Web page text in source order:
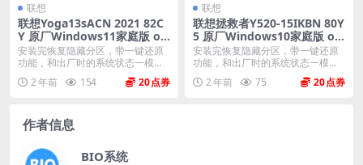
联想
联想Yoga13sACN 2021 82C
Y 原厂Windows11家庭版 oe
m系统镜像下载
安装完恢复隐藏分区，带一键还原
功能，和出厂时的系统状态一模一
样。 机型(MTM)...
2 年前 154 20
联想
联想拯救者Y520-15IKBN 80Y
5 原厂Windows10家庭版 oe
m系统镜像下载
安装完恢复隐藏分区，带一键还原
功能，和出厂时的系统状态一模一
样。 机型(MTM)...
2 年前 75 20
作者信息
BIO系统